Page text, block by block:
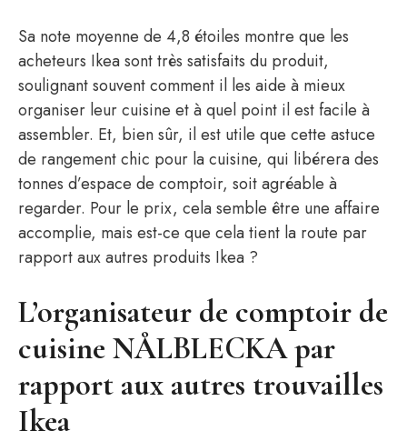
Sa note moyenne de 4,8 étoiles montre que les
acheteurs Ikea sont très satisfaits du produit,
soulignant souvent comment il les aide à mieux
organiser leur cuisine et à quel point il est facile à
assembler. Et, bien sûr, il est utile que cette astuce
de rangement chic pour la cuisine, qui libérera des
tonnes d’espace de comptoir, soit agréable à
regarder. Pour le prix, cela semble être une affaire
accomplie, mais est-ce que cela tient la route par
rapport aux autres produits Ikea ?
L’organisateur de comptoir de
cuisine NÅLBLECKA par
rapport aux autres trouvailles
Ikea